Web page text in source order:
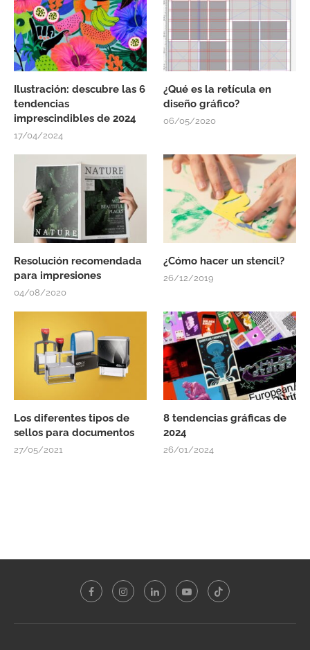
Ilustración: descubre las 6
tendencias
imprescindibles de 2024
17/04/2024
¿Qué es la retícula en
diseño gráfico?
06/05/2020
Resolución recomendada
para impresiones
04/08/2020
¿Cómo hacer un stencil?
26/12/2019
Los diferentes tipos de
sellos para documentos
27/05/2021
8 tendencias gráficas de
2024
26/01/2024